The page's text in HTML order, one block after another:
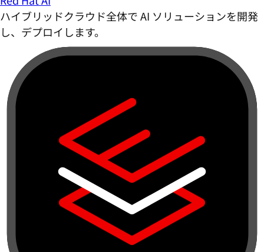
ハイブリッドクラウド全体で AI ソリューションを開発
し、デプロイします。